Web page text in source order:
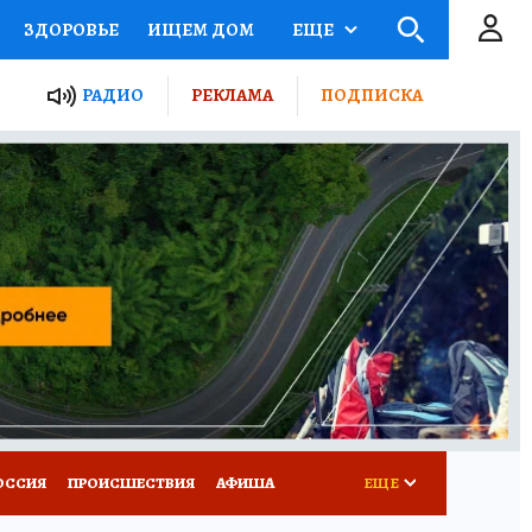
ЗДОРОВЬЕ ИЩЕМ ДОМ
ПРОЕКТЫ РОССИИ
ПУТЕВОДИТЕЛЬ
ТУРИЗМ
ПОТРЕБИТЕЛЯ ВСЕ О КП
ЕЩЕ
РАДИО РЕКЛАМА ПОДПИСКА
ПРОИСШЕСТВИЯ АФИША ЕЩЕ